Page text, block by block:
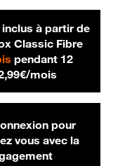
à partir de
Classic Fibre
29,99 € par mois
pendant 12
mois42,99 € par
pour
vous avec la